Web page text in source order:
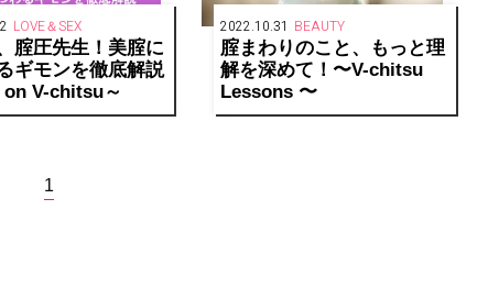
LOVE＆SEX
腟圧先生！美腟に
ギモンを徹底解説
on V-chitsu～
2022.10.31 BEAUTY
腟まわりのこと、もっと理
解を深めて！〜V-chitsu
Lessons 〜
1